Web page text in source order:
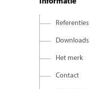
Informatie
Referenties
Downloads
Het merk
Contact